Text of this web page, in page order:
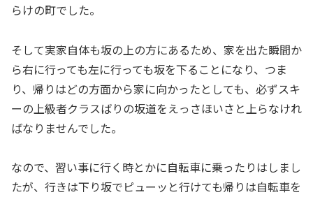
らけの町でした。
そして実家自体も坂の上の方にあるため、家を出た瞬間か
ら右に行っても左に行っても坂を下ることになり、つま
り、帰りはどの方面から家に向かったとしても、必ずスキ
ーの上級者クラスばりの坂道をえっさほいさと上らなけれ
ばなりませんでした。
なので、習い事に行く時とかに自転車に乗ったりはしまし
たが、行きは下り坂でピューッと行けても帰りは自転車を